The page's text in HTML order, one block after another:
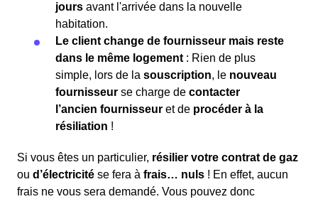
jours avant l'arrivée dans la nouvelle
habitation.
Le client change de fournisseur mais reste
dans le même logement : Rien de plus
simple, lors de la souscription, le nouveau
fournisseur se charge de contacter
l’ancien fournisseur et de procéder à la
résiliation !
Si vous êtes un particulier, résilier votre contrat de gaz
ou d’électricité se fera à frais… nuls ! En effet, aucun
frais ne vous sera demandé. Vous pouvez donc